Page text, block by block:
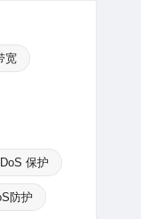
宽
保护
防护